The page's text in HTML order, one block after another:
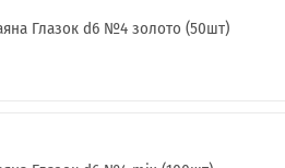
Глазок d6 №4 золото (50шт)